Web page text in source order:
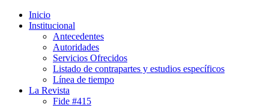
Inicio
Institucional
Antecedentes
Autoridades
Servicios Ofrecidos
Listado de contrapartes y estudios específicos
Línea de tiempo
La Revista
Fide #415